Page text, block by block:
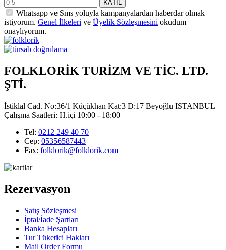
Whatsapp ve Sms yoluyla kampanyalardan haberdar olmak
istiyorum. Genel İlkeleri ve Üyelik Sözleşmesini okudum
onaylıyorum.
FOLKLORİK TURİZM VE TİC. LTD.
ŞTİ.
İstiklal Cad. No:36/1 Küçükhan Kat:3 D:17 Beyoğlu ISTANBUL
Çalışma Saatleri: H.içi 10:00 - 18:00
Tel: 0212 249 40 70
Cep: 05356587443
Fax: folklorik@folklorik.com
Rezervasyon
Satış Sözleşmesi
İptal/İade Şartları
Banka Hesapları
Tur Tüketici Hakları
Mail Order Formu